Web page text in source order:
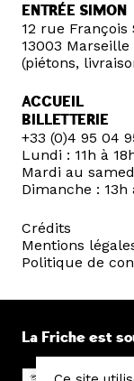
ENTRÉE SIMON
12 rue François
13003 Marseille
(piétons,
ACCUEIL
BILLETTERIE
+33 (0)4 95 04
Lundi : 11h à
Mardi au
Dimanche : 13h
Crédits
Mentions
Politique de
La Friche est